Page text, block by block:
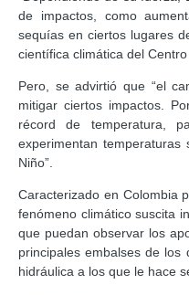
de impactos, como
sequías en ciertos lugares
científica climática del
Pero, se advirtió que “el
mitigar ciertos impactos.
récord de temperatura,
experimentan
Niño”.
Caracterizado en Colombia
fenómeno climático suscita
que puedan observar los
principales embalses de los
hidráulica a los que le hace